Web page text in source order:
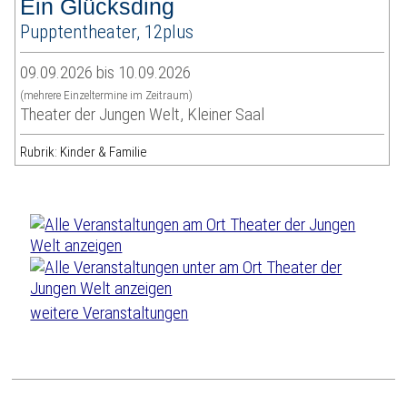
Ein Glücksding
Pupptentheater, 12plus
09.09.2026 bis 10.09.2026
(mehrere Einzeltermine im Zeitraum)
Theater der Jungen Welt, Kleiner Saal
Rubrik: Kinder & Familie
weitere Veranstaltungen